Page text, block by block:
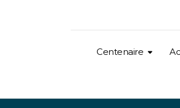
Centenaire